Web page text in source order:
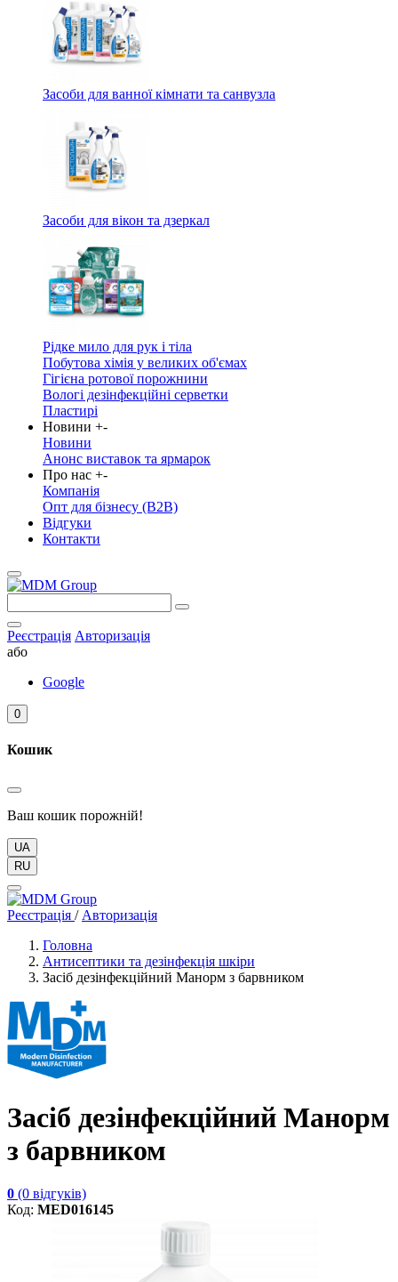
Засоби для ванної кімнати та санвузла
Засоби для вікон та дзеркал
Рідке мило для рук і тіла
Побутова хімія у великих об'ємах
Гігієна ротової порожнини
Вологі дезінфекційні серветки
Пластирі
Новини +-
Новини
Анонс виставок та ярмарок
Про нас +-
Компанія
Опт для бізнесу (B2B)
Відгуки
Контакти
Реєстрація Авторизація
або
Google
0
Кошик
Ваш кошик порожній!
UA
RU
Реєстрація / Авторизація
Головна
Антисептики та дезінфекція шкіри
Засіб дезінфекційний Манорм з барвником
Засіб дезінфекційний Манорм
з барвником
0 (0 відгуків)
Код: MED016145